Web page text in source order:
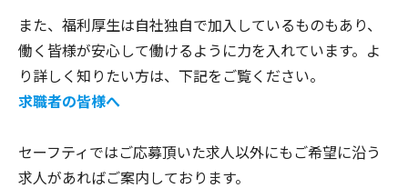
また、福利厚生は自社独自で加入しているものもあり、
働く皆様が安心して働けるように力を入れています。よ
り詳しく知りたい方は、下記をご覧ください。
求職者の皆様へ
セーフティではご応募頂いた求人以外にもご希望に沿う
求人があればご案内しております。